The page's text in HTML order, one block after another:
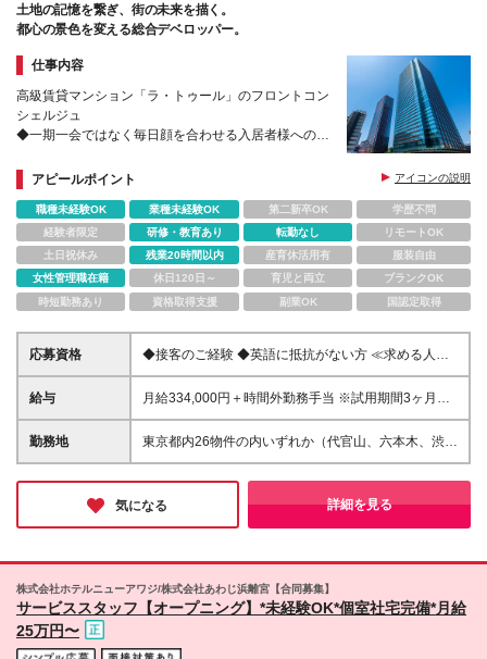
土地の記憶を繋ぎ、街の未来を描く。
都心の景色を変える総合デベロッパー。
仕事内容
高級賃貸マンション「ラ・トゥール」のフロントコン
シェルジュ
◆一期一会ではなく毎日顔を合わせる入居者様へのき
◆入居者様と、一緒に働くチームのメンバーと深い信
頼関係を構築
アピールポイント アイコンの説明
職種未経験OK 業種未経験OK 第二新卒OK
学歴不問
経験者限定
研修・教育あり 転勤なし
リモートOK
土日祝休み
残業20時間以内 産育休活用有
服装自由
女性管理職在籍
休日120日～ 育児と両立
ブランクOK
時短勤務あり
資格取得支援 副業OK 国認定取得
応募資格
◆接客のご経験 ◆英語に抵抗がない方 ≪求める人物
イメージ≫ ・ホスピタリティ精神 ・接客のご経験 ・
チームで働いたご経験 ・英語⼒（※⽇常会話レベ
き、臨機応変にかつパーソナルな⼊居者対応ができる
方に向いています ※契約期間1年 ※契約の更新あり
給与
⽉給334,000円＋時間外勤務手当 ※試用期間3ヶ月あ
り。期間中の給与・待遇に差異はありません ※時間外
勤務手当は別途全額⽀給いたします（平均残業時間10
勤務地
東京都内26物件の内いずれか（代官⼭、六本⽊、渋
⾕、汐留、新宿等） ※物件間で異動の可能性がござい
ます（転居を伴う転勤はありません） ※職種の変更は
ありませんが、部署異動の可能性はあります ※変更の
気になる 詳細を見る
株式会社ホテルニューアワジ/株式会社あわじ浜離宮【合同募集】
サービススタッフ【オープニング】*未経験OK*個室社宅完備*月給
25万円〜